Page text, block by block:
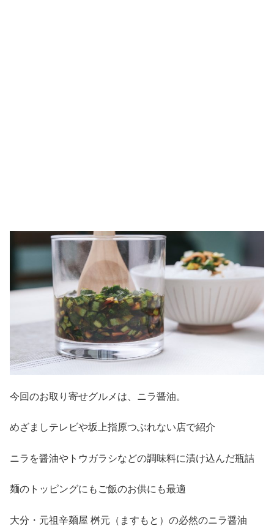
今回のお取り寄せグルメは、ニラ醤油。
めざましテレビや坂上指原つぶれない店で紹介
ニラを醤油やトウガラシなどの調味料に漬け込んだ瓶詰
麺のトッピングにもご飯のお供にも最適
大分・元祖辛麺屋 桝元（ますもと）の必然のニラ醤油